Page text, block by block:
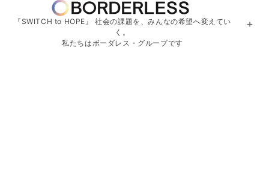
『SWITCH to HOPE』 社会の課題を、みんなの希望へ変えてい
く。
私たちはボーダレス・グループです
＋